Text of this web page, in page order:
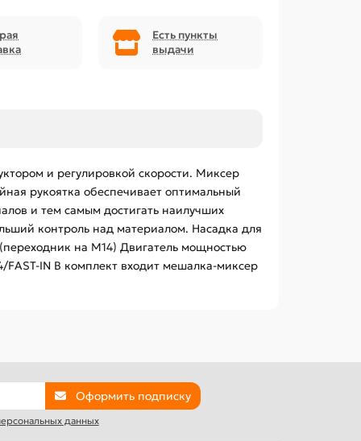
Есть пункты
выдачи
и регулировкой скорости. Миксер
рукоятка обеспечивает оптимальный
и тем самым достигать наилучших
контроль над материалом. Насадка для
на М14) Двигатель мощностью
FAST-IN В комплект входит мешалка-миксер
Оформить подписку
данных